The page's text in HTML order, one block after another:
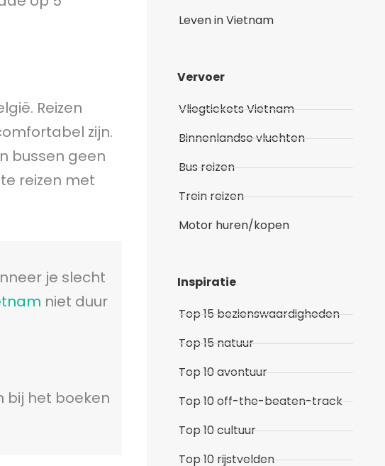
Reizen
zijn.
bussen geen
reizen met
je slecht
niet duur
bij het boeken
Leven in Vietnam
Vervoer
Vliegtickets Vietnam
Binnenlandse vluchten
Bus reizen
Trein reizen
Motor huren/kopen
Inspiratie
Top 15 bezienswaardigheden
Top 15 natuur
Top 10 avontuur
Top 10 off-the-beaten-track
Top 10 cultuur
Top 10 rijstvelden